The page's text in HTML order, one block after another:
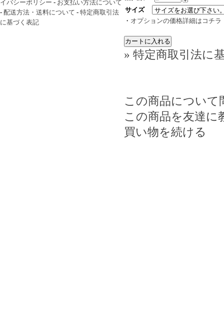
サイズ
・ オプションの価格詳細はコチラ
» 特定商取引法に
この商品について
この商品を友達に
買い物を続ける
イバシーポリシー - お支払い方法について
- 配送方法・送料について - 特定商取引法
に基づく表記